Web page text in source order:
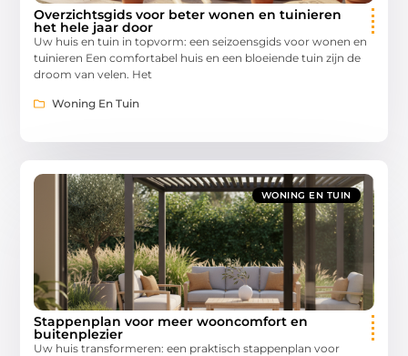
Overzichtsgids voor beter wonen en tuinieren
het hele jaar door
Uw huis en tuin in topvorm: een seizoensgids voor wonen en
tuinieren Een comfortabel huis en een bloeiende tuin zijn de
droom van velen. Het
Woning En Tuin
WONING EN TUIN
Stappenplan voor meer wooncomfort en
buitenplezier
Uw huis transformeren: een praktisch stappenplan voor